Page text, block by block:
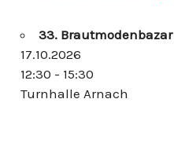
a
c
h
33. Brautmodenbazar
17.10.2026
12:30 - 15:30
Turnhalle Arnach